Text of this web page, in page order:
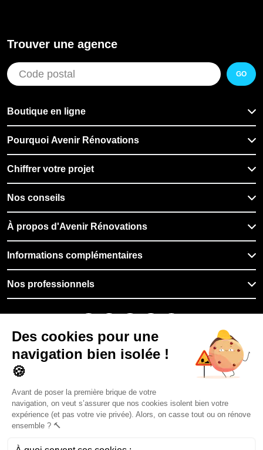
Trouver une agence
GO
Boutique en ligne
Pourquoi Avenir Rénovations
Chiffrer votre projet
Nos conseils
À propos d'Avenir Rénovations
Informations complémentaires
Nos professionnels